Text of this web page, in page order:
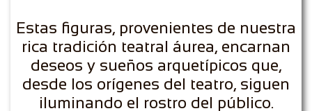
Estas figuras, provenientes de nuestra
rica tradición teatral áurea, encarnan
deseos y sueños arquetípicos que,
desde los orígenes del teatro, siguen
iluminando el rostro del público.